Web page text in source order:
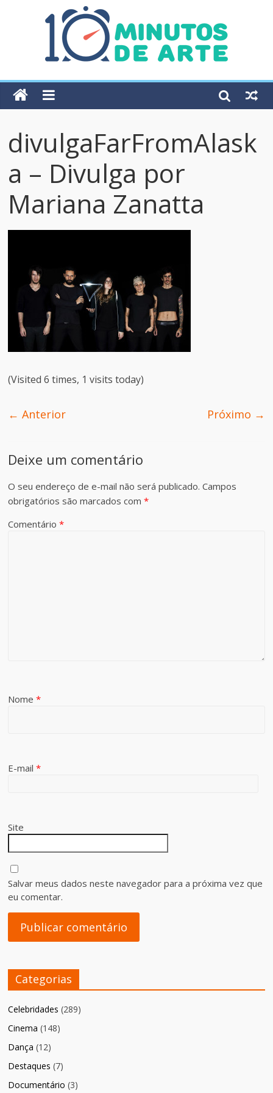
divulgaFarFromAlask
a – Divulga por
Mariana Zanatta
(Visited 6 times, 1 visits today)
← Anterior Próximo →
Deixe um comentário
O seu endereço de e-mail não será publicado. Campos
obrigatórios são marcados com*
Comentário*
Nome*
E-mail*
Site
Salvar meus dados neste navegador para a próxima vez que
eu comentar.
Categorias
Celebridades (289)
Cinema (148)
Dança (12)
Destaques (7)
Documentário (3)